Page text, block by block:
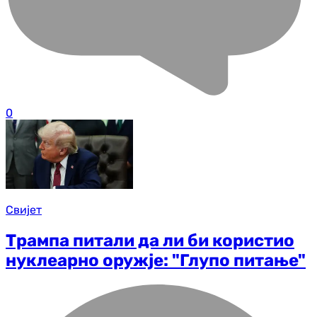
0
Свијет
Трампа питали да ли би користио
нуклеарно оружје: "Глупо питање"